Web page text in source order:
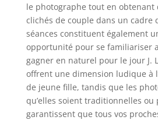
le photographe tout en obtenant
clichés de couple dans un cadre
séances constituent également
opportunité pour se familiariser
gagner en naturel pour le jour J.
offrent une dimension ludique à
de jeune fille, tandis que les
qu’elles soient traditionnelles ou
garantissent que tous vos